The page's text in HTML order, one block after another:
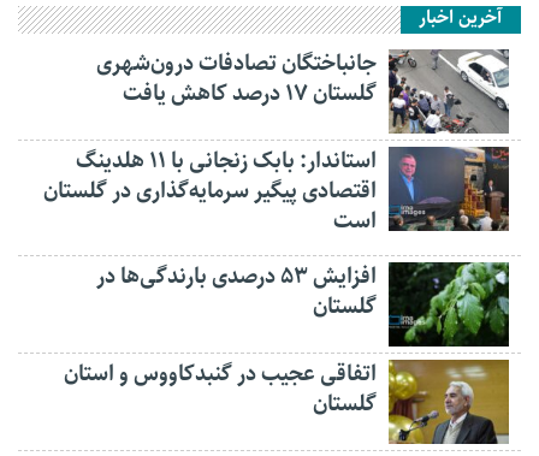
آخرین اخبار
جانباختگان تصادفات درون‌شهری
گلستان ۱۷ درصد کاهش یافت
استاندار: بابک زنجانی با ۱۱ هلدینگ
اقتصادی پیگیر سرمایه‌گذاری در گلستان
است
افزایش ۵۳ درصدی بارندگی‌ها در
گلستان
اتفاقی عجیب در‌ گنبدکاووس و استان
گلستان